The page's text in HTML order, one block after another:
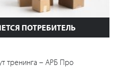
ПОТРЕБИТЕЛЬ
тренинга – АРБ Про